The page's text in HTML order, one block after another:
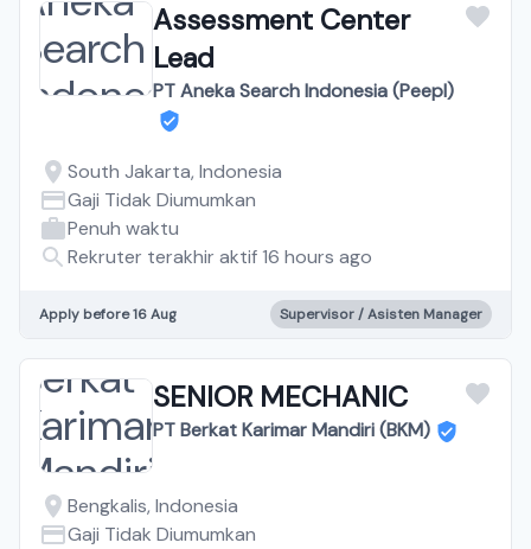
Assessment Center
Lead
PT Aneka Search Indonesia (Peepl)
South Jakarta, Indonesia
Gaji Tidak Diumumkan
Penuh waktu
Rekruter terakhir aktif 16 hours ago
Apply before 16 Aug Supervisor / Asisten Manager
SENIOR MECHANIC
PT Berkat Karimar Mandiri (BKM)
Bengkalis, Indonesia
Gaji Tidak Diumumkan